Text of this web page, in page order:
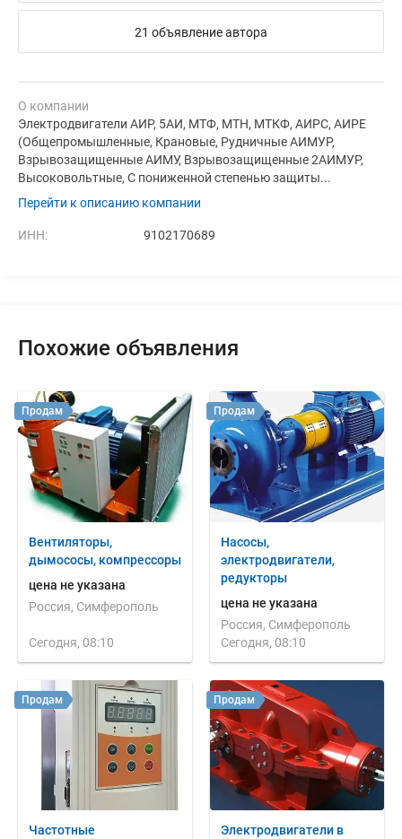
21 объявление автора
О компании
Электродвигатели АИР, 5АИ, МТФ, МТН, МТКФ, АИРС, АИРЕ
(Общепромышленные, Крановые, Рудничные АИМУР,
Взрывозащищенные АИМУ, Взрывозащищенные 2АИМУР,
Высоковольтные, С пониженной степенью защиты...
Перейти к описанию компании
ИНН: 9102170689
Похожие объявления
Вентиляторы,
дымососы, компрессоры
цена не указана
Россия, Симферополь
Сегодня, 08:10
Продам
Насосы,
электродвигатели,
редукторы
цена не указана
Россия, Симферополь
Сегодня, 08:10
Продам
Частотные
Продам
Электродвигатели в
Продам